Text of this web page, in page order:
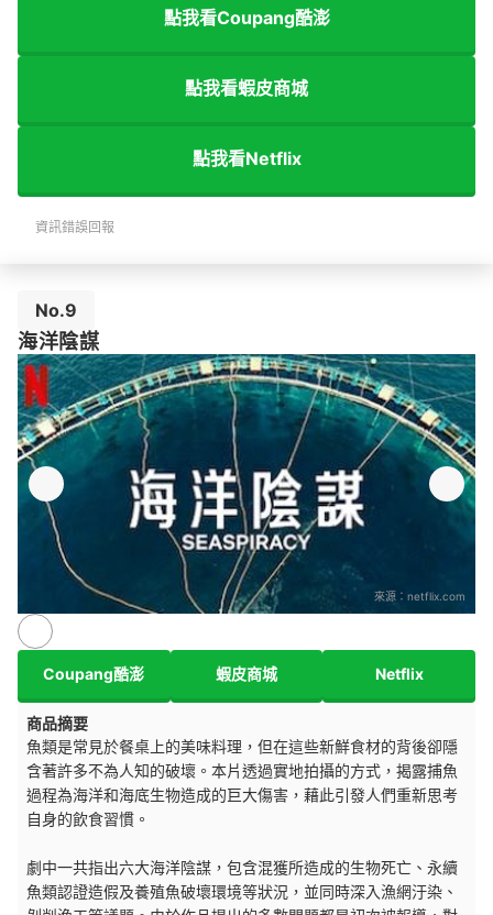
點我看Coupang酷澎
點我看蝦皮商城
點我看Netflix
資訊錯誤回報
No.9
海洋陰謀
來源： netflix.com
Coupang酷澎 蝦皮商城 Netflix
商品摘要
魚類是常見於餐桌上的美味料理，但在這些新鮮食材的背後卻隱
含著許多不為人知的破壞。本片透過實地拍攝的方式，揭露捕魚
過程為海洋和海底生物造成的巨大傷害，藉此引發人們重新思考
自身的飲食習慣。
劇中一共指出六大海洋陰謀，包含混獲所造成的生物死亡、永續
魚類認證造假及養殖魚破壞環境等狀況，並同時深入漁網汙染、